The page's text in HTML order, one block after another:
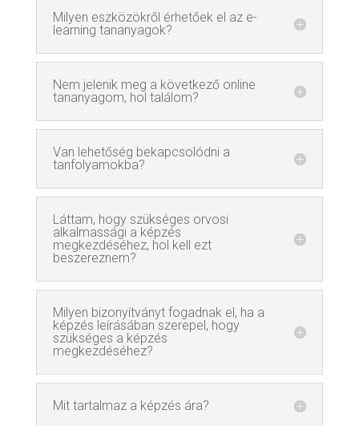
Milyen eszközökről érhetőek el az e-
learning tananyagok?
Nem jelenik meg a következő online
tananyagom, hol találom?
Van lehetőség bekapcsolódni a
tanfolyamokba?
Láttam, hogy szükséges orvosi
alkalmassági a képzés
megkezdéséhez, hol kell ezt
beszereznem?
Milyen bizonyítványt fogadnak el, ha a
képzés leírásában szerepel, hogy
szükséges a képzés
megkezdéséhez?
Mit tartalmaz a képzés ára?